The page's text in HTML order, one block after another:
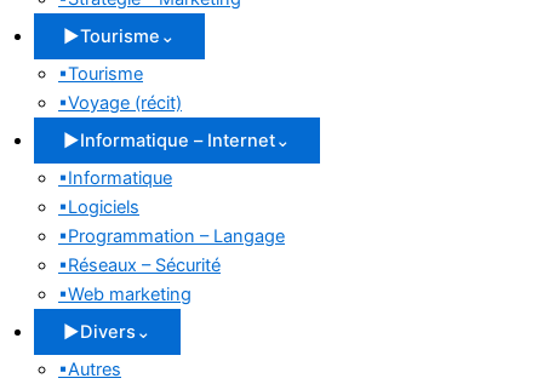
▶Tourisme ⌄
▪Tourisme
▪Voyage (récit)
▶Informatique – Internet⌄
▪Informatique
▪Logiciels
▪Programmation – Langage
▪Réseaux – Sécurité
▪Web marketing
▶Divers ⌄
▪Autres